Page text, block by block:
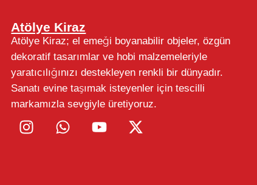
Atölye Kiraz
Atölye Kiraz; el emeği boyanabilir objeler, özgün
dekoratif tasarımlar ve hobi malzemeleriyle
yaratıcılığınızı destekleyen renkli bir dünyadır.
Sanatı evine taşımak isteyenler için tescilli
markamızla sevgiyle üretiyoruz.